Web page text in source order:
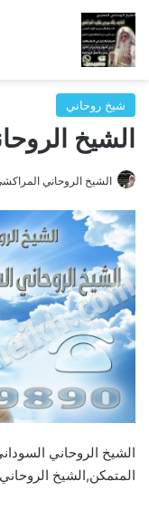
شيخ روحاني
الشيخ
الشيخ الروحاني
الشيخ الروحاني
المتمكن,الشيخ